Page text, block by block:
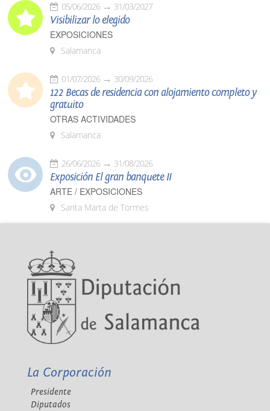
05/06/2026 31/03/2027
Visibilizar lo elegido
EXPOSICIONES
Salamanca
01/07/2026 30/09/2026
122 Becas de residencia con alojamiento completo y
gratuito
OTRAS ACTIVIDADES
Salamanca
26/06/2026 31/08/2026
Exposición El gran banquete II
ARTE / EXPOSICIONES
Santa Marta de Tormes
La Corporación
Presidente
Diputados